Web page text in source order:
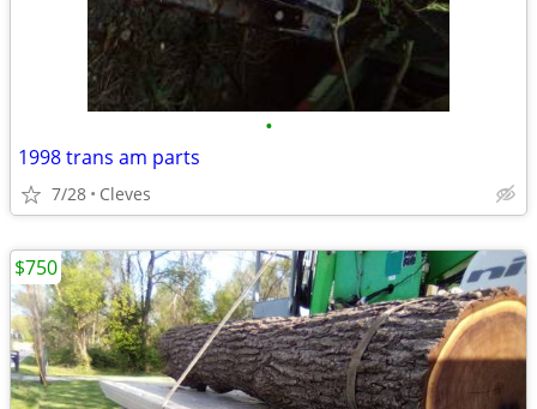
•
1998 trans am parts
7/28 Cleves
$750